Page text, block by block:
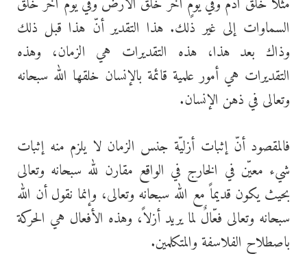
السماوات إلى غير ذلك. هذا التقدير أنّ هذا قبل ذلك
وذاك بعد هذا، هذه التقديرات هي الزمان، وهذه
التقديرات هي أمور علمية قائمة بالإنسان خلقها الله سبحانه
وتعالى في ذهن الإنسان.
فالمقصود أنّ إثبات أزليّة جنس الزمان لا يلزم منه إثبات
شيء معيّن في الخارج في الواقع مقارن لله سبحانه وتعالى
بحيث يكون قديماً مع الله سبحانه وتعالى، وإنما نقول أن الله
سبحانه وتعالى فعّالٌ لما يريد أزلاً، وهذه الأفعال هي الحركة
باصطلاح الفلاسفة والمتكلمين.